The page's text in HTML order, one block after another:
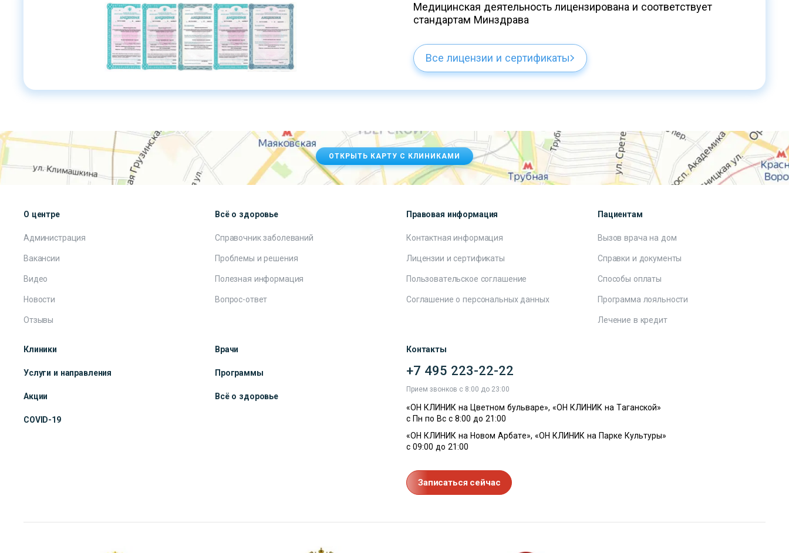
Медицинская деятельность лицензирована и соответствует
стандартам Минздрава
Все лицензии и сертификаты
ОТКРЫТЬ КАРТУ С КЛИНИКАМИ
О центре
Администрация
Вакансии
Видео
Новости
Отзывы
Всё о здоровье
Справочник заболеваний
Проблемы и решения
Полезная информация
Вопрос-ответ
Правовая информация
Контактная информация
Лицензии и сертификаты
Пользовательское соглашение
Соглашение о персональных данных
Пациентам
Вызов врача на дом
Справки и документы
Способы оплаты
Программа лояльности
Лечение в кредит
Клиники Врачи
Услуги и направления Программы
Акции Всё о здоровье
COVID-19
Контакты
+7 495 223-22-22
Прием звонков с 8:00 до 23:00
«ОН КЛИНИК на Цветном бульваре», «ОН КЛИНИК на Таганской»
с Пн по Вс с 8:00 до 21:00
«ОН КЛИНИК на Новом Арбате», «ОН КЛИНИК на Парке Культуры»
с 09:00 до 21:00
Записаться сейчас